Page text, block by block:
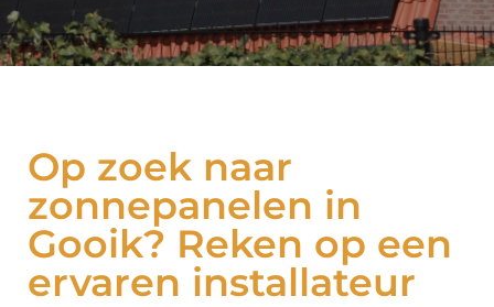
Op zoek naar
zonnepanelen in
Gooik? Reken op een
ervaren installateur